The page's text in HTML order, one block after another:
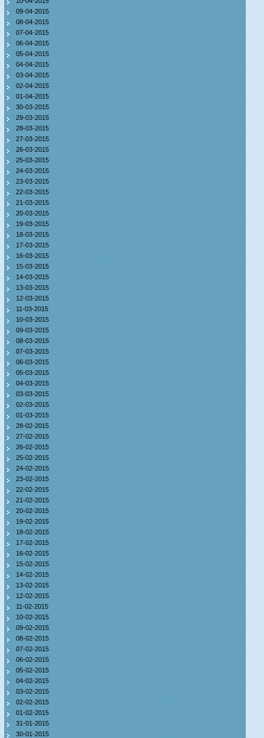
09-04-2015
08-04-2015
07-04-2015
06-04-2015
05-04-2015
04-04-2015
03-04-2015
02-04-2015
01-04-2015
30-03-2015
29-03-2015
28-03-2015
27-03-2015
26-03-2015
25-03-2015
24-03-2015
23-03-2015
22-03-2015
21-03-2015
20-03-2015
19-03-2015
18-03-2015
17-03-2015
16-03-2015
15-03-2015
14-03-2015
13-03-2015
12-03-2015
11-03-2015
10-03-2015
09-03-2015
08-03-2015
07-03-2015
06-03-2015
05-03-2015
04-03-2015
03-03-2015
02-03-2015
01-03-2015
28-02-2015
27-02-2015
26-02-2015
25-02-2015
24-02-2015
23-02-2015
22-02-2015
21-02-2015
20-02-2015
19-02-2015
18-02-2015
17-02-2015
16-02-2015
15-02-2015
14-02-2015
13-02-2015
12-02-2015
11-02-2015
10-02-2015
09-02-2015
08-02-2015
07-02-2015
06-02-2015
05-02-2015
04-02-2015
03-02-2015
02-02-2015
01-02-2015
31-01-2015
30-01-2015